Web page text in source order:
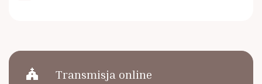
church Transmisja online